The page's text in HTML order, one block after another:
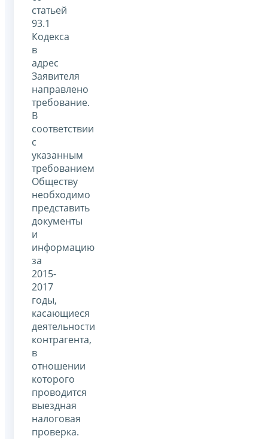
статьей
93.1
Кодекса
в
адрес
Заявителя
направлено
требование.
В
соответствии
с
указанным
требованием
Обществу
необходимо
представить
документы
и
информацию
за
2015-
2017
годы,
касающиеся
деятельности
контрагента,
в
отношении
которого
проводится
выездная
налоговая
проверка.